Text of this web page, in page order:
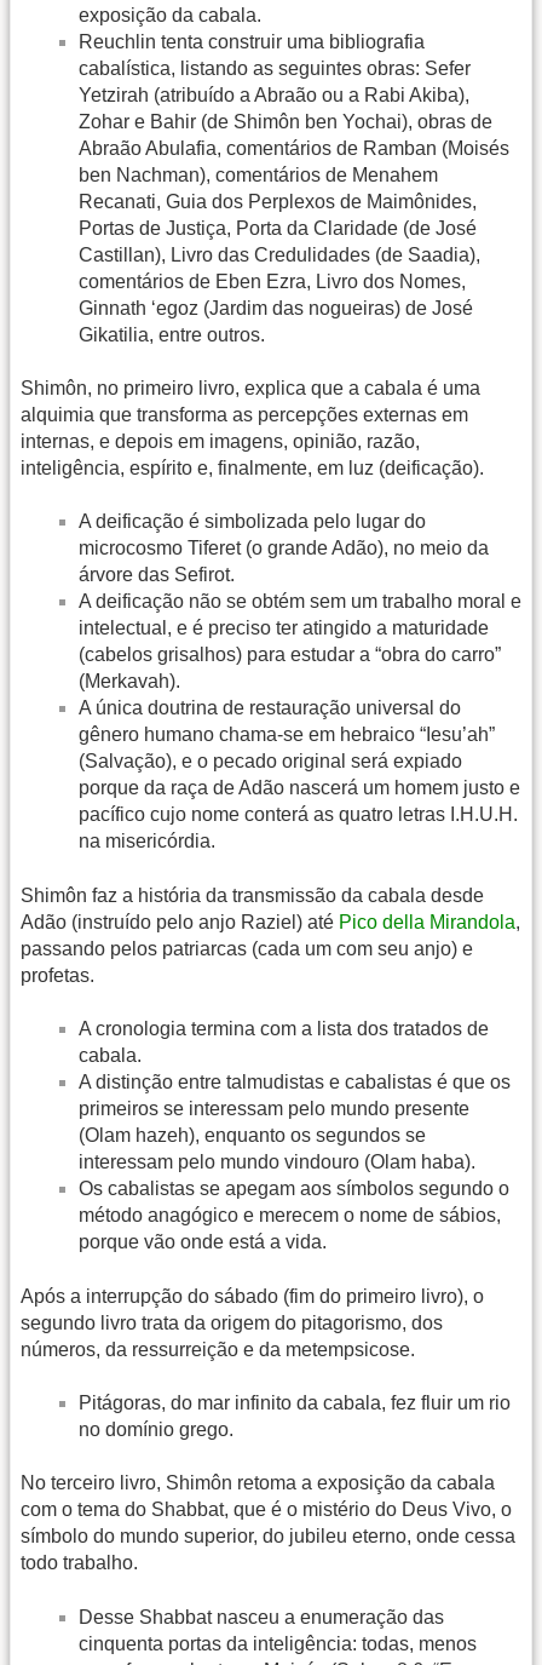
exposição da cabala.
Reuchlin tenta construir uma bibliografia
cabalística, listando as seguintes obras: Sefer
Yetzirah (atribuído a Abraão ou a Rabi Akiba),
Zohar e Bahir (de Shimôn ben Yochai), obras de
Abraão Abulafia, comentários de Ramban (Moisés
ben Nachman), comentários de Menahem
Recanati, Guia dos Perplexos de Maimônides,
Portas de Justiça, Porta da Claridade (de José
Castillan), Livro das Credulidades (de Saadia),
comentários de Eben Ezra, Livro dos Nomes,
Ginnath ‘egoz (Jardim das nogueiras) de José
Gikatilia, entre outros.
Shimôn, no primeiro livro, explica que a cabala é uma
alquimia que transforma as percepções externas em
internas, e depois em imagens, opinião, razão,
inteligência, espírito e, finalmente, em luz (deificação).
A deificação é simbolizada pelo lugar do
microcosmo Tiferet (o grande Adão), no meio da
árvore das Sefirot.
A deificação não se obtém sem um trabalho moral e
intelectual, e é preciso ter atingido a maturidade
(cabelos grisalhos) para estudar a “obra do carro”
(Merkavah).
A única doutrina de restauração universal do
gênero humano chama-se em hebraico “Iesu’ah”
(Salvação), e o pecado original será expiado
porque da raça de Adão nascerá um homem justo e
pacífico cujo nome conterá as quatro letras I.H.U.H.
na misericórdia.
Shimôn faz a história da transmissão da cabala desde
Adão (instruído pelo anjo Raziel) até Pico della Mirandola,
passando pelos patriarcas (cada um com seu anjo) e
profetas.
A cronologia termina com a lista dos tratados de
cabala.
A distinção entre talmudistas e cabalistas é que os
primeiros se interessam pelo mundo presente
(Olam hazeh), enquanto os segundos se
interessam pelo mundo vindouro (Olam haba).
Os cabalistas se apegam aos símbolos segundo o
método anagógico e merecem o nome de sábios,
porque vão onde está a vida.
Após a interrupção do sábado (fim do primeiro livro), o
segundo livro trata da origem do pitagorismo, dos
números, da ressurreição e da metempsicose.
Pitágoras, do mar infinito da cabala, fez fluir um rio
no domínio grego.
No terceiro livro, Shimôn retoma a exposição da cabala
com o tema do Shabbat, que é o mistério do Deus Vivo, o
símbolo do mundo superior, do jubileu eterno, onde cessa
todo trabalho.
Desse Shabbat nasceu a enumeração das
cinquenta portas da inteligência: todas, menos